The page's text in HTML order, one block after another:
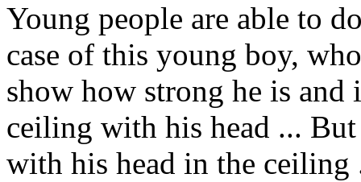
Young people are able to
case of this young boy,
show how strong he is
ceiling with his head ...
with his head in the ceiling